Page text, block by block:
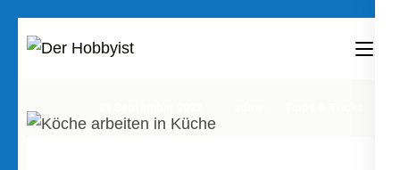
Inhalt
(Enter
drücken)
Was man mit Freizeit so anfangen